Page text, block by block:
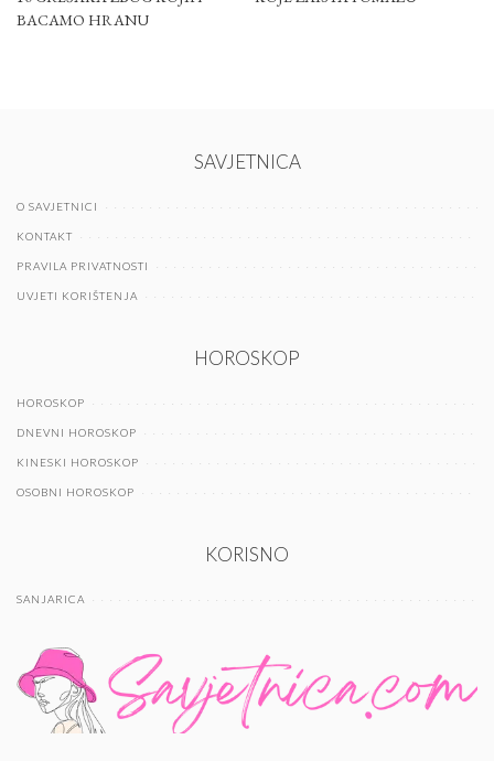
BACAMO HRANU
SAVJETNICA
O SAVJETNICI
KONTAKT
PRAVILA PRIVATNOSTI
UVJETI KORIŠTENJA
HOROSKOP
HOROSKOP
DNEVNI HOROSKOP
KINESKI HOROSKOP
OSOBNI HOROSKOP
KORISNO
SANJARICA